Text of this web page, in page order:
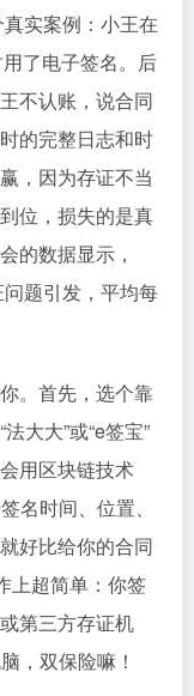
实案例：小王在
了电子签名。后
不认账，说合同
的完整日志和时
，因为存证不当
位，损失的是真
的数据显示，
题引发，平均每
。首先，选个靠
大大”或“e签宝”
用区块链技术
名时间、位置、
好比给你的合同
上超简单：你签
第三方存证机
，双保险嘛！